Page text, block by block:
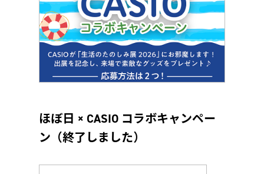
ほぼ日 × CASIO コラボキャンペー
ン（終了しました）